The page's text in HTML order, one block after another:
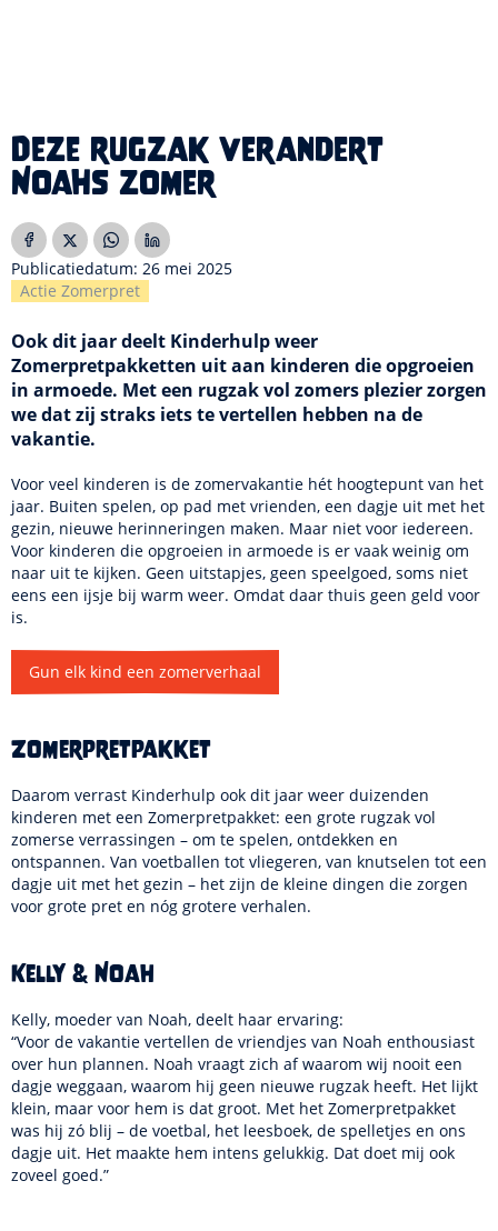
Deze rugzak verandert
Noahs zomer
Publicatiedatum: 26 mei 2025
Actie Zomerpret
Ook dit jaar deelt Kinderhulp weer
Zomerpretpakketten uit aan kinderen die opgroeien
in armoede. Met een rugzak vol zomers plezier zorgen
we dat zij straks iets te vertellen hebben na de
vakantie.
Voor veel kinderen is de zomervakantie hét hoogtepunt van het
jaar. Buiten spelen, op pad met vrienden, een dagje uit met het
gezin, nieuwe herinneringen maken. Maar niet voor iedereen.
Voor kinderen die opgroeien in armoede is er vaak weinig om
naar uit te kijken. Geen uitstapjes, geen speelgoed, soms niet
eens een ijsje bij warm weer. Omdat daar thuis geen geld voor
is.
Gun elk kind een zomerverhaal
Zomerpretpakket
Daarom verrast Kinderhulp ook dit jaar weer duizenden
kinderen met een Zomerpretpakket: een grote rugzak vol
zomerse verrassingen – om te spelen, ontdekken en
ontspannen. Van voetballen tot vliegeren, van knutselen tot een
dagje uit met het gezin – het zijn de kleine dingen die zorgen
voor grote pret en nóg grotere verhalen.
Kelly & Noah
Kelly, moeder van Noah, deelt haar ervaring:
“Voor de vakantie vertellen de vriendjes van Noah enthousiast
over hun plannen. Noah vraagt zich af waarom wij nooit een
dagje weggaan, waarom hij geen nieuwe rugzak heeft. Het lijkt
klein, maar voor hem is dat groot. Met het Zomerpretpakket
was hij zó blij – de voetbal, het leesboek, de spelletjes en ons
dagje uit. Het maakte hem intens gelukkig. Dat doet mij ook
zoveel goed.”